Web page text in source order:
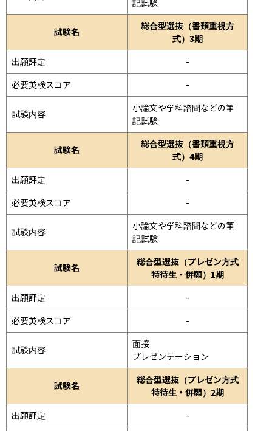
試験名
総合型選抜（書類重視方
式）3期
出願評定
-
必要英検スコア
-
試験内容
小論文や学科諮問などの筆
記試験
試験名
総合型選抜（書類重視方
式）4期
出願評定
-
必要英検スコア
-
試験内容
小論文や学科諮問などの筆
記試験
試験名
総合型選抜（プレゼン方式
特待生・併願）1期
出願評定
-
必要英検スコア
-
試験内容
面接
プレゼンテーション
試験名
総合型選抜（プレゼン方式
特待生・併願）2期
出願評定
-